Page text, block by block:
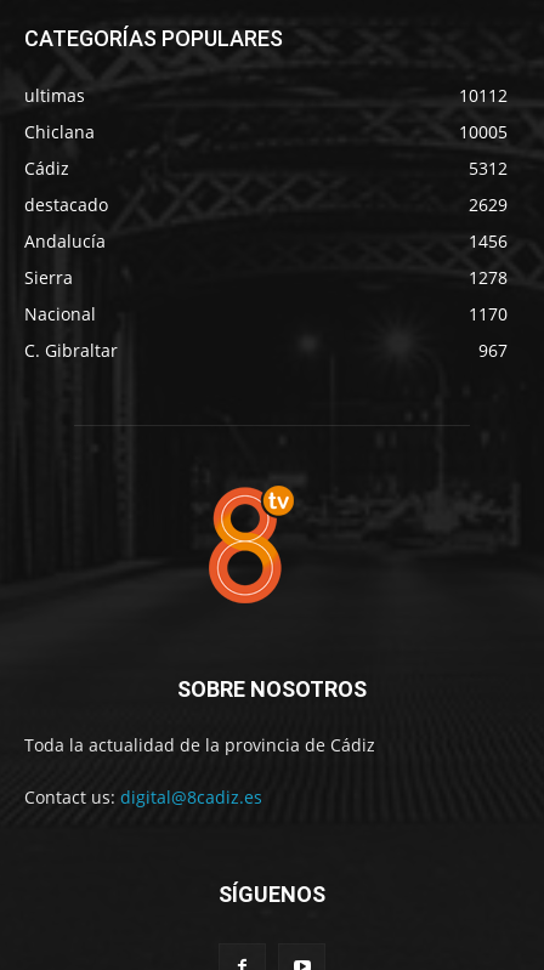
CATEGORÍAS POPULARES
ultimas
10112
Chiclana
10005
Cádiz
5312
destacado
2629
Andalucía
1456
Sierra
1278
Nacional
1170
C. Gibraltar
967
SOBRE NOSOTROS
Toda la actualidad de la provincia de Cádiz
Contact us: digital@8cadiz.es
SÍGUENOS